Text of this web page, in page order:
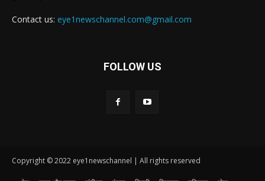
Contact us: eye1newschannel.com@gmail.com
FOLLOW US
Copyright © 2022 eye1newschannel | All rights reserved